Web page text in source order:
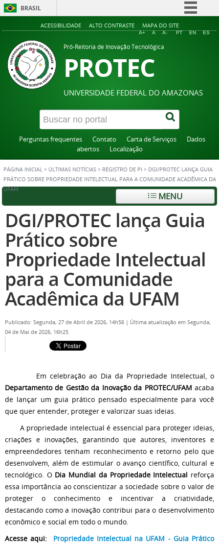
BRASIL
Simplifique!
Acesso à informação
ACESSIBILIDADE ALTO CONTRASTE MAPA DO SITE
A+ A A- PT EN ES
Pró-Reitoria de Inovação Tecnológica
PROTEC
UNIVERSIDADE FEDERAL DO AMAZONAS
Perguntas frequentes Contato Carta de Serviços
Dados
abertos
Localização
PÁGINA INICIAL > ÚLTIMAS NOTÍCIAS > REGISTRO DE PI > DGI/PROTEC LANÇA GUIA
PRÁTICO SOBRE PROPRIEDADE INTELECTUAL PARA A COMUNIDADE ACADÊMICA DA
UFAM
MENU
DGI/PROTEC lança Guia
Prático sobre
Propriedade Intelectual
para a Comunidade
Acadêmica da UFAM
Publicado: Segunda, 27 de Abril de 2026, 14h56 | Última atualização em Segunda,
04 de Mai de 2026, 16h25
Em celebração ao Dia da Propriedade Intelectual, o
Departamento de Gestão da Inovação da PROTEC/UFAM acaba
de lançar um guia prático pensado especialmente para você
que quer entender, proteger e valorizar suas ideias.
A propriedade intelectual é essencial para proteger ideias,
criações e inovações, garantindo que autores, inventores e
empreendedores tenham reconhecimento e retorno pelo que
desenvolvem, além de estimular o avanço científico, cultural e
tecnológico. O Dia Mundial da Propriedade Intelectual reforça
essa importância ao conscientizar a sociedade sobre o valor de
proteger o conhecimento e incentivar a criatividade,
destacando como a inovação contribui para o desenvolvimento
econômico e social em todo o mundo.
Acesse aqui: Propriedade Intelectual na UFAM - Guia Prático